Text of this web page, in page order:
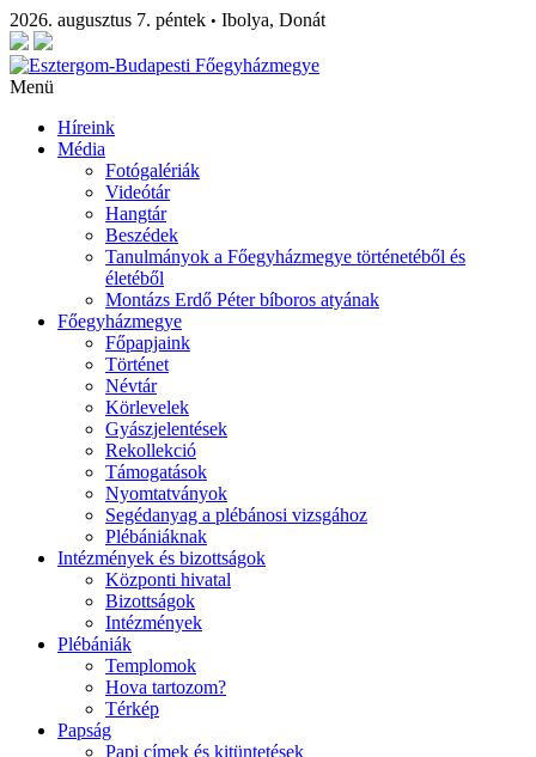
2026. augusztus 7. péntek • Ibolya, Donát
Menü
Híreink
Média
Fotógalériák
Videótár
Hangtár
Beszédek
Tanulmányok a Főegyházmegye történetéből és
életéből
Montázs Erdő Péter bíboros atyának
Főegyházmegye
Főpapjaink
Történet
Névtár
Körlevelek
Gyászjelentések
Rekollekció
Támogatások
Nyomtatványok
Segédanyag a plébánosi vizsgához
Plébániáknak
Intézmények és bizottságok
Központi hivatal
Bizottságok
Intézmények
Plébániák
Templomok
Hova tartozom?
Térkép
Papság
Papi címek és kitüntetések